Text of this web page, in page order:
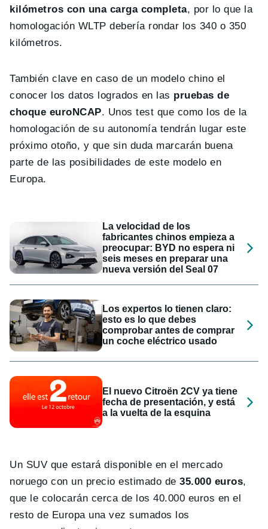
kilómetros con una carga completa, por lo que la
homologación WLTP debería rondar los 340 o 350
kilómetros.
También clave en caso de un modelo chino el
conocer los datos logrados en las pruebas de
choque euroNCAP. Unos test que como los de la
homologación de su autonomía tendrán lugar este
próximo otoño, y que sin duda marcarán buena
parte de las posibilidades de este modelo en
Europa.
La velocidad de los
fabricantes chinos empieza a
preocupar: BYD no espera ni
seis meses en preparar una
nueva versión del Seal 07
Los expertos lo tienen claro:
esto es lo que debes
comprobar antes de comprar
un coche eléctrico usado
El nuevo Citroën 2CV ya tiene
fecha de presentación, y está
a la vuelta de la esquina
Un SUV que estará disponible en el mercado
noruego con un precio estimado de 35.000 euros,
que le colocarán cerca de los 40.000 euros en el
resto de Europa una vez sumados los